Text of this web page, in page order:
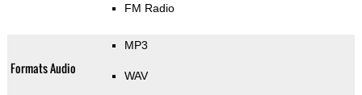
FM Radio
Formats Audio
MP3
WAV